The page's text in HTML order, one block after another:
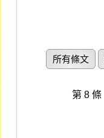
所有條文
第 8 條